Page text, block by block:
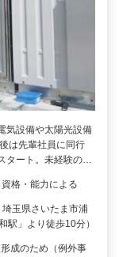
気設備や太陽光設備
は先輩社員に同行
タート。未経験の…
格・能力による
玉県さいたま市浦
駅」より徒歩10分）
成のため（例外事